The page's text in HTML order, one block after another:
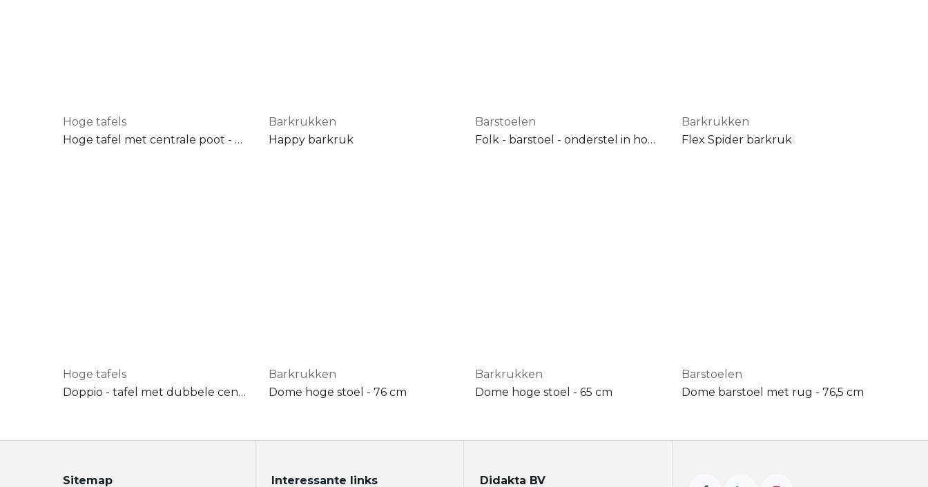
Hoge tafels
Hoge tafel met centrale poot - ø 80 cm x 110 cm (ø x H)
Barkrukken
Happy barkruk
Barstoelen
Folk - barstoel - onderstel in hout
Barkrukken
Flex Spider barkruk
Hoge tafels
Doppio - tafel met dubbele centrale poot - met rechthoekig onderstel - hoogte 110 cm
Barkrukken
Dome hoge stoel - 76 cm
Barkrukken
Dome hoge stoel - 65 cm
Barstoelen
Dome barstoel met rug - 76,5 cm
Sitemap Interessante links Didakta BV